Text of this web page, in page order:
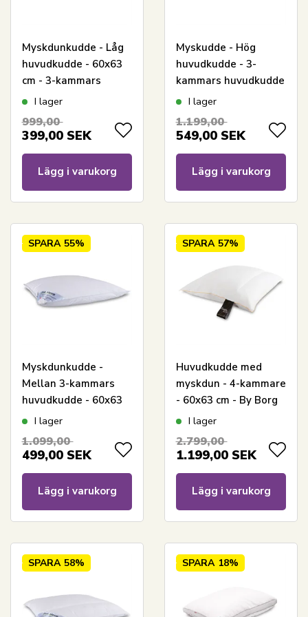
Myskdunkudde - Låg
huvudkudde - 60x63
cm - 3-kammars
huvudkudde - Zen
I lager
999,00
399,00 SEK
Lägg i varukorg
Myskudde - Hög
huvudkudde - 3-
kammars huvudkudde
- 60x63 cm - Zen
I lager
1.199,00
549,00 SEK
Lägg i varukorg
SPARA 55%
Myskdunkudde -
Mellan 3-kammars
huvudkudde - 60x63
cm - Zen Sleep
I lager
1.099,00
499,00 SEK
Lägg i varukorg
SPARA 57%
Huvudkudde med
myskdun - 4-kammare
- 60x63 cm - By Borg
I lager
2.799,00
1.199,00 SEK
Lägg i varukorg
SPARA 58% SPARA 18%